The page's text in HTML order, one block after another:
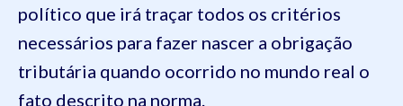
político que irá traçar todos os critérios
necessários para fazer nascer a obrigação
tributária quando ocorrido no mundo real o
fato descrito na norma.